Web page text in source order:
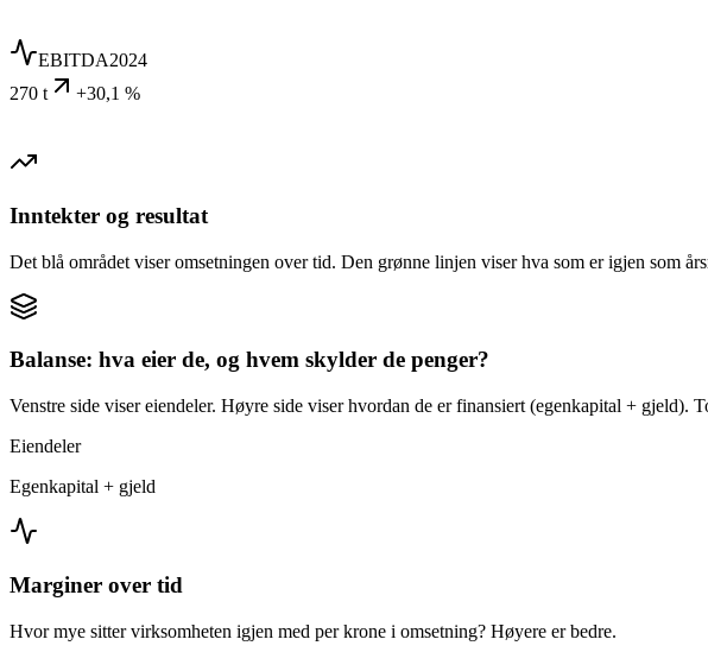
EBITDA2024
270 t
+30,1 %
Inntekter og resultat
Det blå området viser omsetningen over tid. Den grønne linjen viser hva som er igjen som
Balanse: hva eier de, og hvem skylder de penger?
Venstre side viser eiendeler. Høyre side viser hvordan de er finansiert (egenkapital + gjeld).
Eiendeler
Egenkapital + gjeld
Marginer over tid
Hvor mye sitter virksomheten igjen med per krone i omsetning? Høyere er bedre.